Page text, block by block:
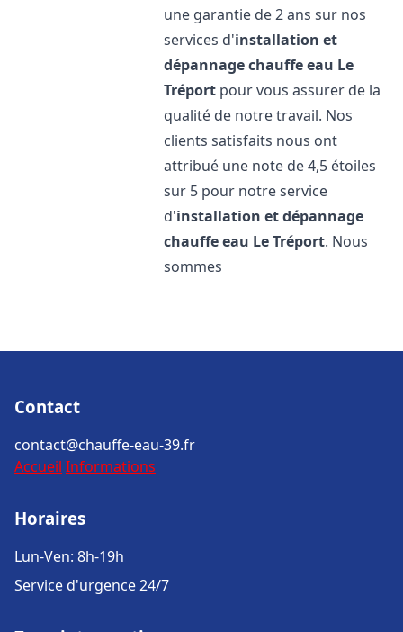
une garantie de 2 ans sur nos
services d'installation et
dépannage chauffe eau Le
Tréport pour vous assurer de la
qualité de notre travail. Nos
clients satisfaits nous ont
attribué une note de 4,5 étoiles
sur 5 pour notre service
d'installation et dépannage
chauffe eau Le Tréport. Nous
sommes
Contact
contact@chauffe-eau-39.fr
Accueil Informations
Horaires
Lun-Ven: 8h-19h
Service d'urgence 24/7